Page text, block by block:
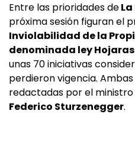
Entre las prioridades de
próxima sesión figuran el
Inviolabilidad de la
denominada ley
unas 70 iniciativas
perdieron vigencia.
redactadas por el ministro
Federico Sturzenegger.